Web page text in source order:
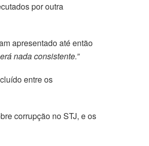
por outra
apresentado até então
nada consistente.”
entre os
corrupção no STJ, e os